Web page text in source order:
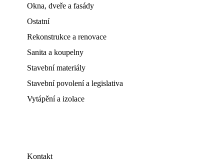
Okna, dveře a fasády
Ostatní
Rekonstrukce a renovace
Sanita a koupelny
Stavební materiály
Stavební povolení a legislativa
Vytápění a izolace
Kontakt